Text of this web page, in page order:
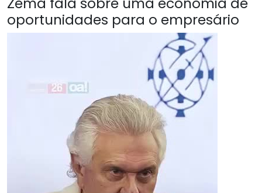
oportunidades para o empresário